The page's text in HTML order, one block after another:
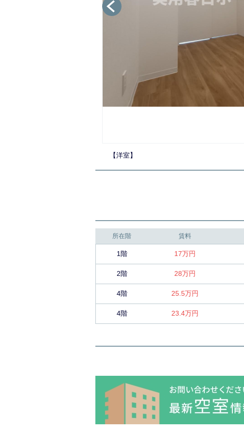
【その他】
所在階 賃料
1階 17万円
2階 28万円
4階 25.5万円
4階 23.4万円